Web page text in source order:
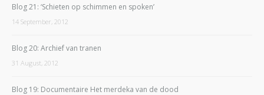
Blog 21: ‘Schieten op schimmen en spoken’
14 September, 2012
Blog 20: Archief van tranen
31 August, 2012
Blog 19: Documentaire Het merdeka van de dood